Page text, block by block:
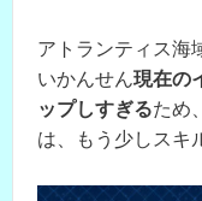
アトランティス海
いかんせん現在の
ップしすぎるため
は、もう少しスキ